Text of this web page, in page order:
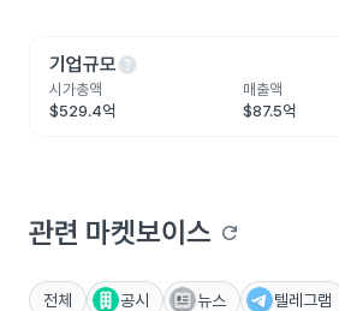
기업규모help
시가총액
$529.4억
매출액
$87.5억
관련 마켓보이스 refresh
전체 공시 뉴스 텔레그램